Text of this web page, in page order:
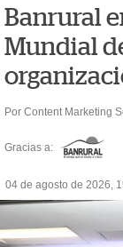
Banrural
Mundial
Por Content Marketing
Gracias a:
04 de agosto de 2026,